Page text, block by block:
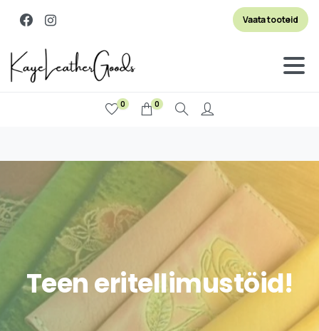
Vaata tooteid
0 0
Otsi
Teen eritellimustöid!